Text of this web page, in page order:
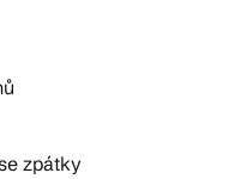
zpátky